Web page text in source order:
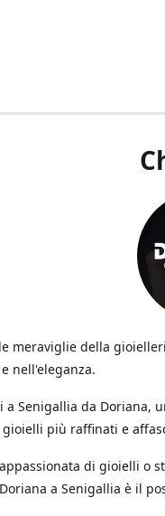
meraviglie della
nell'eleganza.
a Senigallia da Doriana,
più raffinati e
di gioielli o
a Senigallia è il